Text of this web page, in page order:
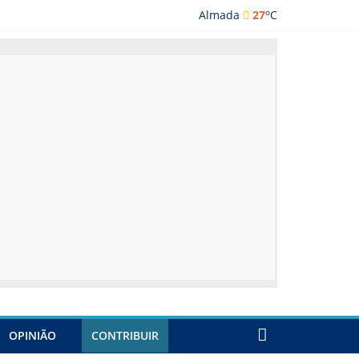
Almada 27oC
OPINIÃO CONTRIBUIR